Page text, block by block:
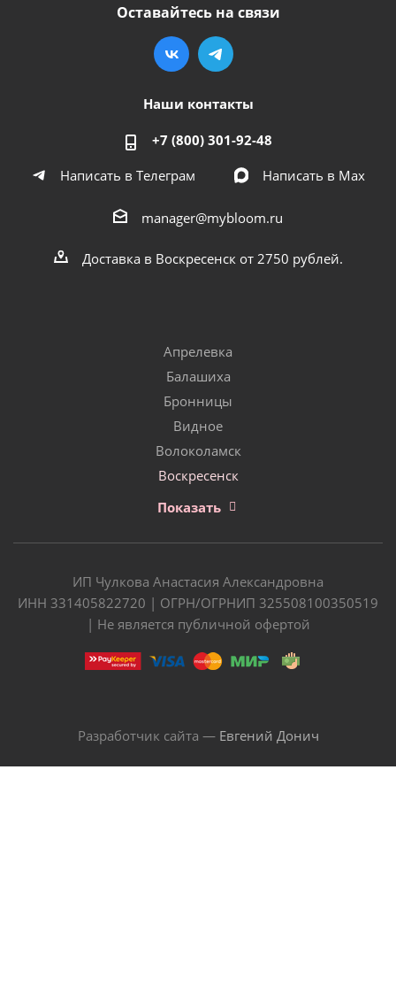
Оставайтесь на связи
Наши контакты
+7 (800) 301-92-48
Написать в Телеграм
Написать в Мах
manager@mybloom.ru
Доставка в Воскресенск от 2750 рублей.
Апрелевка
Балашиха
Бронницы
Видное
Волоколамск
Воскресенск
Показать
ИП Чулкова Анастасия Александровна
ИНН 331405822720 | ОГРН/ОГРНИП 325508100350519
| Не является публичной офертой
Разработчик сайта — Евгений Донич